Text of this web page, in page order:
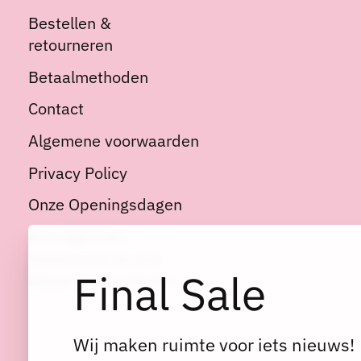
Bestellen &
retourneren
Betaalmethoden
Contact
Algemene voorwaarden
Privacy Policy
Onze Openingsdagen
afgeprijsde artikelen
Final Sale
Wij maken ruimte voor iets nieuws!